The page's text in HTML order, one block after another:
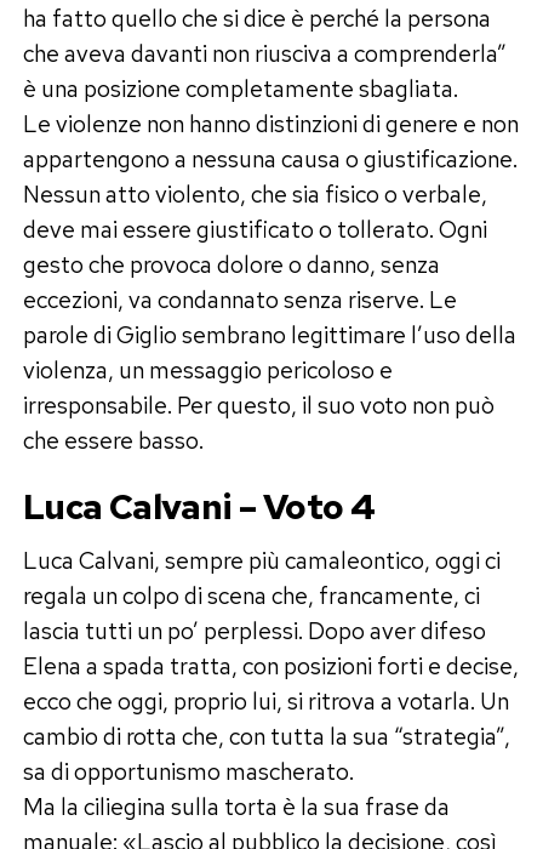
ha fatto quello che si dice è perché la persona
che aveva davanti non riusciva a comprenderla”
è una posizione completamente sbagliata.
Le violenze non hanno distinzioni di genere e non
appartengono a nessuna causa o giustificazione.
Nessun atto violento, che sia fisico o verbale,
deve mai essere giustificato o tollerato. Ogni
gesto che provoca dolore o danno, senza
eccezioni, va condannato senza riserve. Le
parole di Giglio sembrano legittimare l’uso della
violenza, un messaggio pericoloso e
irresponsabile. Per questo, il suo voto non può
che essere basso.
Luca Calvani – Voto 4
Luca Calvani, sempre più camaleontico, oggi ci
regala un colpo di scena che, francamente, ci
lascia tutti un po’ perplessi. Dopo aver difeso
Elena a spada tratta, con posizioni forti e decise,
ecco che oggi, proprio lui, si ritrova a votarla. Un
cambio di rotta che, con tutta la sua “strategia”,
sa di opportunismo mascherato.
Ma la ciliegina sulla torta è la sua frase da
manuale: «Lascio al pubblico la decisione, così